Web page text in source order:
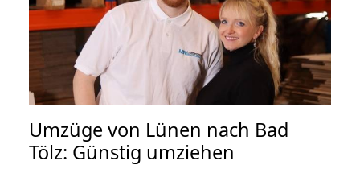
Umzüge von Lünen nach Bad
Tölz: Günstig umziehen